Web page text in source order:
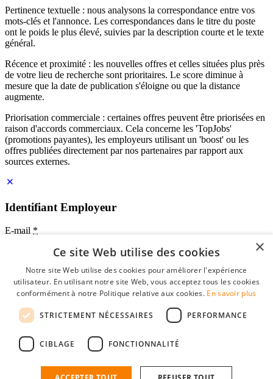
Pertinence textuelle : nous analysons la correspondance entre vos
mots-clés et l'annonce. Les correspondances dans le titre du poste
ont le poids le plus élevé, suivies par la description courte et le texte
général.
Récence et proximité : les nouvelles offres et celles situées plus près
de votre lieu de recherche sont prioritaires. Le score diminue à
mesure que la date de publication s'éloigne ou que la distance
augmente.
Priorisation commerciale : certaines offres peuvent être priorisées en
raison d'accords commerciaux. Cela concerne les 'TopJobs'
(promotions payantes), les employeurs utilisant un 'boost' ou les
offres publiées directement par nos partenaires par rapport aux
sources externes.
Identifiant Employeur
E-mail *
Mot de passe
se souvenir de moi
mot de passe oublié?
Profil Employeur gratuit
Vous pouvez vous connecter sur StudentJob si vous avez créé un
n'est plus qu'à quelques clics.
×
Ce site Web utilise des cookies
Notre site Web utilise des cookies pour améliorer l'expérience
utilisateur. En utilisant notre site Web, vous acceptez tous les cookies
conformément à notre Politique relative aux cookies. En savoir plus
STRICTEMENT NÉCESSAIRES PERFORMANCE
CIBLAGE FONCTIONNALITÉ